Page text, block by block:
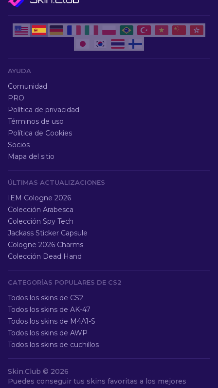
AYUDA
Comunidad
PRO
Política de privacidad
Términos de uso
Política de Cookies
Socios
Mapa del sitio
ÚLTIMAS ACTUALIZACIONES
IEM Cologne 2026
Colección Arabesca
Colección Spy Tech
Jackass Sticker Capsule
Cologne 2026 Charms
Colección Dead Hand
CATEGORÍAS POPULARES DE CS2
Todos los skins de CS2
Todos los skins de AK-47
Todos los skins de M4A1-S
Todos los skins de AWP
Todos los skins de cuchillos
Skin.Club © 2026
Puedes conseguir tus skins favoritas a los mejores